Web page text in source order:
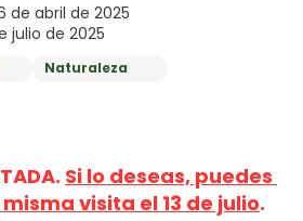
de abril de 2025
julio de 2025
Naturaleza
Si lo deseas, puedes
visita el 13 de julio.